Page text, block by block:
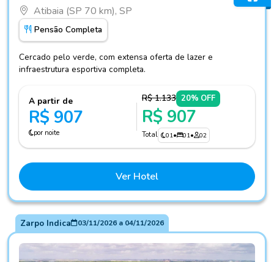
Atibaia (SP 70 km), SP
Pensão Completa
Cercado pelo verde, com extensa oferta de lazer e
infraestrutura esportiva completa.
A partir de
R$ 907
por noite
R$ 1.133 20% OFF
R$ 907
Total 01• 01• 02
Ver Hotel
Zarpo Indica 03/11/2026a 04/11/2026